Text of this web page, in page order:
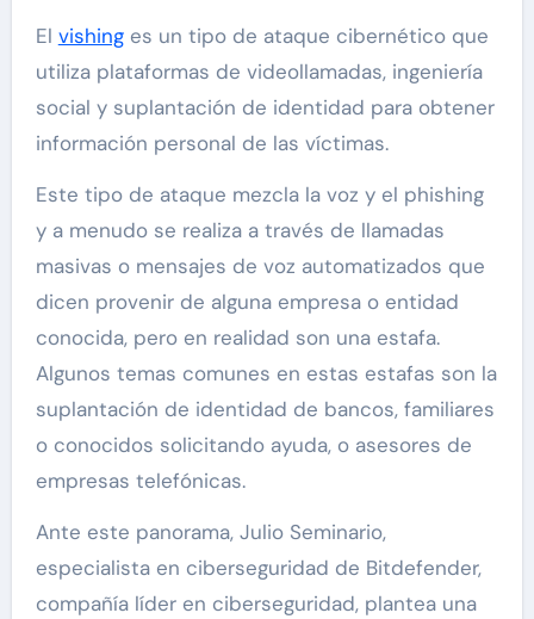
El vishinges un tipo de ataque cibernético que
utiliza plataformas de videollamadas, ingeniería
social y suplantación de identidad para obtener
información personal de las víctimas.
Este tipo de ataque mezcla la voz y el phishing
y a menudo se realiza a través de llamadas
masivas o mensajes de voz automatizados que
dicen provenir de alguna empresa o entidad
conocida, pero en realidad son una estafa.
Algunos temas comunes en estas estafas son la
suplantación de identidad de bancos, familiares
o conocidos solicitando ayuda, o asesores de
empresas telefónicas.
Ante este panorama, Julio Seminario,
especialista en ciberseguridad de Bitdefender,
compañía líder en ciberseguridad, plantea una